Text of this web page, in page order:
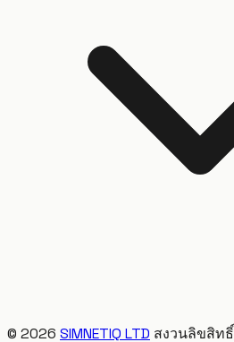
© 2026 SIMNETIQ LTD สงวนลิขสิทธิ์